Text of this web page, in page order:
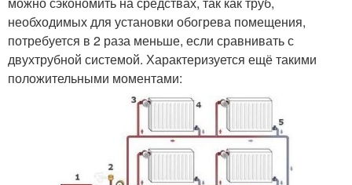
необходимых для установки обогрева помещения,
потребуется в 2 раза меньше, если сравнивать с
двухтрубной системой. Характеризуется ещё такими
положительными моментами: